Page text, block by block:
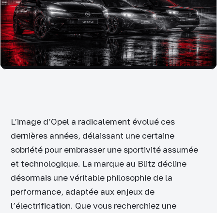
L’image d’Opel a radicalement évolué ces
dernières années, délaissant une certaine
sobriété pour embrasser une sportivité assumée
et technologique. La marque au Blitz décline
désormais une véritable philosophie de la
performance, adaptée aux enjeux de
l’électrification. Que vous recherchiez une